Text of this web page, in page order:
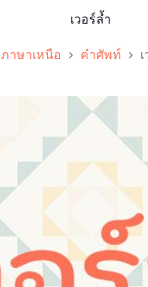
เวอร์ล้ำ
ภาษาเหนือ คำศัพท์